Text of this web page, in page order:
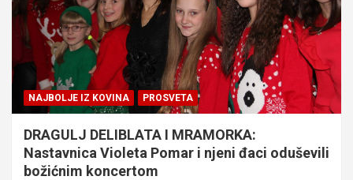
NAJBOLJE IZ KOVINA PROSVETA
DRAGULJ DELIBLATA I MRAMORKA:
Nastavnica Violeta Pomar i njeni đaci oduševili
božićnim koncertom